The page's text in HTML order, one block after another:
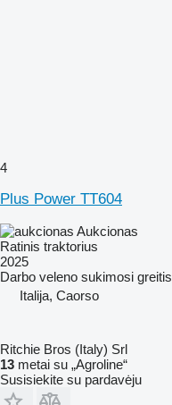
4
Plus Power TT604
Aukcionas
Ratinis traktorius
2025
Darbo veleno sukimosi greitis
Italija, Caorso
Ritchie Bros (Italy) Srl
13 metai su „Agroline“
Susisiekite su pardavėju